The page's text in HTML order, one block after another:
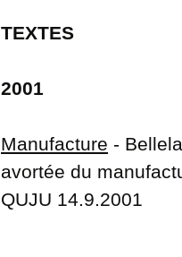
TEXTES
2001
Manufacture -
avortée du
QUJU 14.9.2001